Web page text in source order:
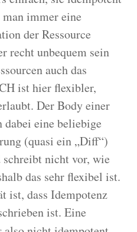
immer eine
der Ressource
recht unbequem sein
auch das
ist hier flexibler,
Der Body einer
dabei eine beliebige
(quasi ein „Diff“)
nicht vor, wie
das sehr flexibel ist.
ist, dass Idempotenz
ist. Eine